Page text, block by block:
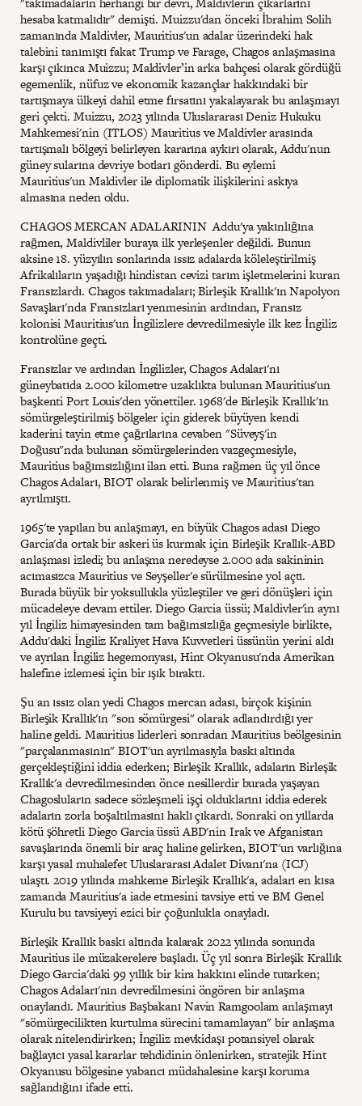
hesaba katmalıdır" demişti. Muizzu'dan önceki İbrahim Solih
zamanında Maldivler, Mauritius'un adalar üzerindeki hak
talebini tanımıştı fakat Trump ve Farage, Chagos anlaşmasına
karşı çıkınca Muizzu; Maldivler’in arka bahçesi olarak gördüğü
egemenlik, nüfuz ve ekonomik kazançlar hakkındaki bir
tartışmaya ülkeyi dahil etme fırsatını yakalayarak bu anlaşmayı
geri çekti. Muizzu, 2023 yılında Uluslararası Deniz Hukuku
Mahkemesi'nin (ITLOS) Mauritius ve Maldivler arasında
tartışmalı bölgeyi belirleyen kararına aykırı olarak, Addu'nun
güney sularına devriye botları gönderdi. Bu eylemi
Mauritius'un Maldivler ile diplomatik ilişkilerini askıya
almasına neden oldu.
CHAGOS MERCAN ADALARININ Addu'ya yakınlığına
rağmen, Maldivliler buraya ilk yerleşenler değildi. Bunun
aksine 18. yüzyılın sonlarında ıssız adalarda köleleştirilmiş
Afrikalıların yaşadığı hindistan cevizi tarım işletmelerini kuran
Fransızlardı. Chagos takımadaları; Birleşik Krallık'ın Napolyon
Savaşları'nda Fransızları yenmesinin ardından, Fransız
kolonisi Mauritius'un İngilizlere devredilmesiyle ilk kez İngiliz
kontrolüne geçti.
Fransızlar ve ardından İngilizler, Chagos Adaları'nı
güneybatıda 2.000 kilometre uzaklıkta bulunan Mauritius'un
başkenti Port Louis'den yönettiler. 1968'de Birleşik Krallık'ın
sömürgeleştirilmiş bölgeler için giderek büyüyen kendi
kaderini tayin etme çağrılarına cevaben "Süveyş'in
Doğusu"nda bulunan sömürgelerinden vazgeçmesiyle,
Mauritius bağımsızlığını ilan etti. Buna rağmen üç yıl önce
Chagos Adaları, BIOT olarak belirlenmiş ve Mauritius'tan
ayrılmıştı.
1965'te yapılan bu anlaşmayı, en büyük Chagos adası Diego
Garcia'da ortak bir askeri üs kurmak için Birleşik Krallık-ABD
anlaşması izledi; bu anlaşma neredeyse 2.000 ada sakininin
acımasızca Mauritius ve Seyşeller'e sürülmesine yol açtı.
Burada büyük bir yoksullukla yüzleştiler ve geri dönüşleri için
mücadeleye devam ettiler. Diego Garcia üssü; Maldivler'in aynı
yıl İngiliz himayesinden tam bağımsızlığa geçmesiyle birlikte,
Addu'daki İngiliz Kraliyet Hava Kuvvetleri üssünün yerini aldı
ve ayrılan İngiliz hegemonyası, Hint Okyanusu'nda Amerikan
halefine izlemesi için bir ışık bıraktı.
Şu an ıssız olan yedi Chagos mercan adası, birçok kişinin
Birleşik Krallık'ın "son sömürgesi" olarak adlandırdığı yer
haline geldi. Mauritius liderleri sonradan Mauritius beölgesinin
"parçalanmasının" BIOT'un ayrılmasıyla baskı altında
gerçekleştiğini iddia ederken; Birleşik Krallık, adaların Birleşik
Krallık'a devredilmesinden önce nesillerdir burada yaşayan
Chagosluların sadece sözleşmeli işçi olduklarını iddia ederek
adaların zorla boşaltılmasını haklı çıkardı. Sonraki on yıllarda
kötü şöhretli Diego Garcia üssü ABD'nin Irak ve Afganistan
savaşlarında önemli bir araç haline gelirken, BIOT'un varlığına
karşı yasal muhalefet Uluslararası Adalet Divanı'na (ICJ)
ulaştı. 2019 yılında mahkeme Birleşik Krallık'a, adaları en kısa
zamanda Mauritius'a iade etmesini tavsiye etti ve BM Genel
Kurulu bu tavsiyeyi ezici bir çoğunlukla onayladı.
Birleşik Krallık baskı altında kalarak 2022 yılında sonunda
Mauritius ile müzakerelere başladı. Üç yıl sonra Birleşik Krallık
Diego Garcia'daki 99 yıllık bir kira hakkını elinde tutarken;
Chagos Adaları'nın devredilmesini öngören bir anlaşma
onaylandı. Mauritius Başbakanı Navin Ramgoolam anlaşmayı
"sömürgecilikten kurtulma sürecini tamamlayan" bir anlaşma
olarak nitelendirirken; İngiliz mevkidaşı potansiyel olarak
bağlayıcı yasal kararlar tehdidinin önlenirken, stratejik Hint
Okyanusu bölgesine yabancı müdahalesine karşı koruma
sağlandığını ifade etti.